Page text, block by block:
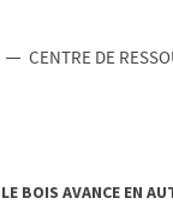
CENTRE DE
BOIS AVANCE EN